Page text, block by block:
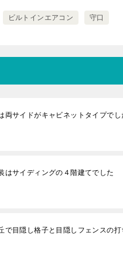
ビルトインエアコン 守口
両サイドがキャビネットタイプでし
はサイディングの４階建てでした
で目隠し格子と目隠しフェンスの